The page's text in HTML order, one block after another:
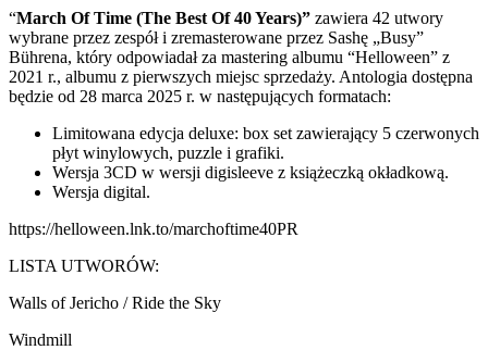
“March Of Time (The Best Of 40 Years)” zawiera 42 utwory
wybrane przez zespół i zremasterowane przez Sashę „Busy”
Bührena, który odpowiadał za mastering albumu “Helloween” z
2021 r., albumu z pierwszych miejsc sprzedaży. Antologia dostępna
będzie od 28 marca 2025 r. w następujących formatach:
Limitowana edycja deluxe: box set zawierający 5 czerwonych
płyt winylowych, puzzle i grafiki.
Wersja 3CD w wersji digisleeve z książeczką okładkową.
Wersja digital.
https://helloween.lnk.to/marchoftime40PR
LISTA UTWORÓW:
Walls of Jericho / Ride the Sky
Windmill